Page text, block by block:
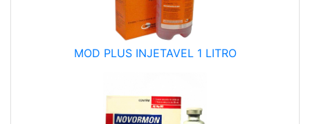
MOD PLUS INJETAVEL 1 LITRO